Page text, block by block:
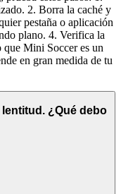
2. Borra la caché y
pestaña o aplicación
plano. 4. Verifica la
Mini Soccer es un
en gran medida de tu
¿Qué debo